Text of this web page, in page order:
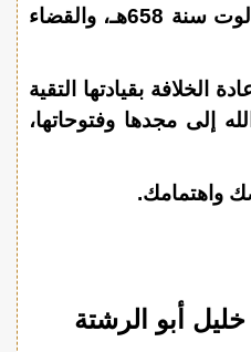
سنتان حتى كانت عين جالوت سنة 658هـ، والقضاء
الخلافة بقيادتها التقية
إلى مجدها وفتوحاتها،
واهتمامك.
أبو الرشتة